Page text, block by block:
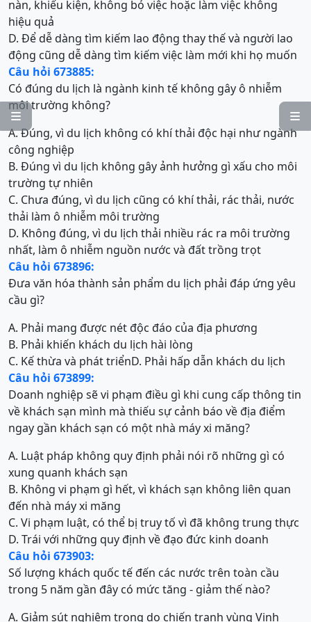


nàn, khiếu kiện, không bỏ việc hoặc làm việc không
hiệu quả
D. Để dễ dàng tìm kiếm lao động thay thế và người lao
động cũng dễ dàng tìm kiếm việc làm mới khi họ muốn
Câu hỏi 673885:
Có đúng du lịch là ngành kinh tế không gây ô nhiễm
môi trường không?
A. Đúng, vì du lịch không có khí thải độc hại như ngành
công nghiệp
B. Đúng vì du lịch không gây ảnh hưởng gì xấu cho môi
trường tự nhiên
C. Chưa đúng, vì du lịch cũng có khí thải, rác thải, nước
thải làm ô nhiễm môi trường
D. Không đúng, vì du lịch thải nhiều rác ra môi trường
nhất, làm ô nhiễm nguồn nước và đất trồng trọt
Câu hỏi 673896:
Đưa văn hóa thành sản phẩm du lịch phải đáp ứng yêu
cầu gì?
A. Phải mang được nét độc đáo của địa phương
B. Phải khiến khách du lịch hài lòng
C. Kế thừa và phát triểnD. Phải hấp dẫn khách du lịch
Câu hỏi 673899:
Doanh nghiệp sẽ vi phạm điều gì khi cung cấp thông tin
về khách sạn mình mà thiếu sự cảnh báo về địa điểm
ngay gần khách sạn có một nhà máy xi măng?
A. Luật pháp không quy định phải nói rõ những gì có
xung quanh khách sạn
B. Không vi phạm gì hết, vì khách sạn không liên quan
đến nhà máy xi măng
C. Vi phạm luật, có thể bị truy tố vì đã không trung thực
D. Trái với những quy định về đạo đức kinh doanh
Câu hỏi 673903:
Số lượng khách quốc tế đến các nước trên toàn cầu
trong 5 năm gần đây có mức tăng - giảm thế nào?
A. Giảm sút nghiêm trọng do chiến tranh vùng Vịnh